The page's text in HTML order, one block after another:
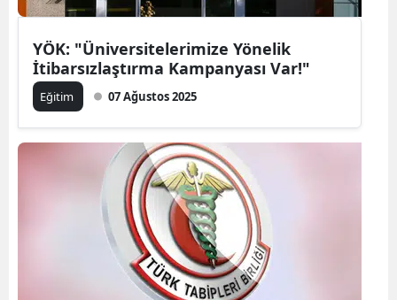
YÖK: "Üniversitelerimize Yönelik
İtibarsızlaştırma Kampanyası Var!"
Eğitim 07 Ağustos 2025